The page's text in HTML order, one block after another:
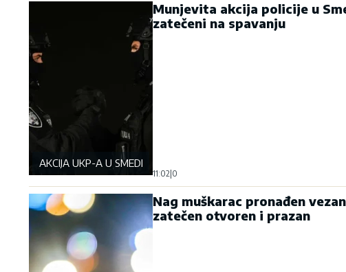
AKCIJA UKP-A U SMEDEREVU
Munjevita akcija policije u
zatečeni na spavanju
11:02 0
Nag muškarac pronađen
zatečen otvoren i prazan